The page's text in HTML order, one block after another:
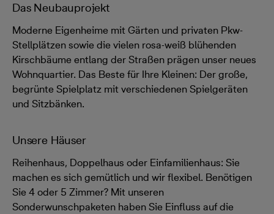
Das Neubauprojekt
Moderne Eigenheime mit Gärten und privaten Pkw-
Stellplätzen sowie die vielen rosa-weiß blühenden
Kirschbäume entlang der Straßen prägen unser neues
Wohnquartier. Das Beste für Ihre Kleinen: Der große,
begrünte Spielplatz mit verschiedenen Spielgeräten
und Sitzbänken.
Unsere Häuser
Reihenhaus, Doppelhaus oder Einfamilienhaus: Sie
machen es sich gemütlich und wir flexibel. Benötigen
Sie 4 oder 5 Zimmer? Mit unseren
Sonderwunschpaketen haben Sie Einfluss auf die